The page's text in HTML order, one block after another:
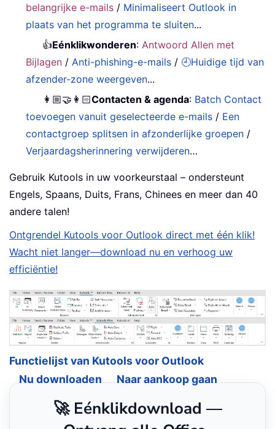
belangrijke e-mails / Minimaliseert Outlook in
plaats van het programma te sluiten...
👍Eénklikwonderen: Antwoord Allen met
Bijlagen / Anti-phishing-e-mails / 🕘Huidige tijd van
afzender-zone weergeven...
👩🏼‍🤝‍👩🏻Contacten & agenda: Batch Contact
toevoegen vanuit geselecteerde e-mails / Een
contactgroep splitsen in afzonderlijke groepen /
Verjaardagsherinnering verwijderen…
Gebruik Kutools in uw voorkeurstaal – ondersteunt
Engels, Spaans, Duits, Frans, Chinees en meer dan 40
andere talen!
Ontgrendel Kutools voor Outlook direct met één klik!
Wacht niet langer—download nu en verhoog uw
efficiëntie!
Functielijst van Kutools voor Outlook
Nu downloaden
Naar aankoop gaan
🚀 Eénklikdownload —